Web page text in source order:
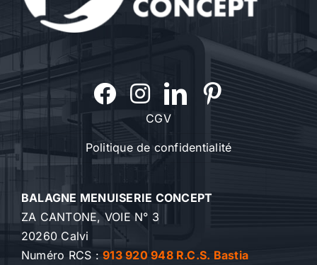
CGV
Politique de confidentialité
BALAGNE MENUISERIE CONCEPT
ZA CANTONE, VOIE N° 3
20260 Calvi
Numéro RCS :913 920 948 R.C.S. Bastia